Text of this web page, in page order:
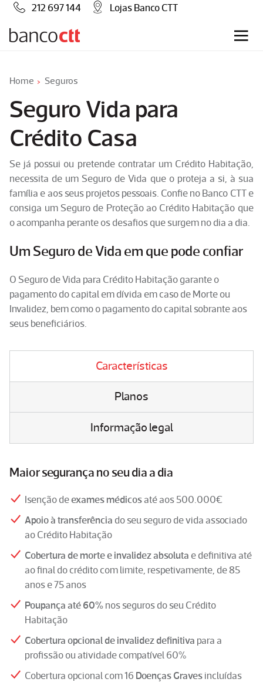
212 697 144 Lojas Banco CTT
Home Seguros
Seguro Vida para
Crédito Casa
Se já possui ou pretende contratar um Crédito Habitação,
necessita de um Seguro de Vida que o proteja a si, à sua
família e aos seus projetos pessoais. Confie no Banco CTT e
consiga um Seguro de Proteção ao Crédito Habitação que
o acompanha perante os desafios que surgem no dia a dia.
Um Seguro de Vida em que pode confiar
O Seguro de Vida para Crédito Habitação garante o
pagamento do capital em dívida em caso de Morte ou
Invalidez, bem como o pagamento do capital sobrante aos
seus beneficiários.
Características
Planos
Informação legal
Maior segurança no seu dia a dia
Isenção deexames médicos até aos 500.000€
Apoio à transferência do seu seguro de vida associado
ao Crédito Habitação
Cobertura de morte e invalidez absoluta e definitiva até
ao final do crédito com limite, respetivamente, de 85
anos e 75 anos
Poupança até 60% nos seguros do seu Crédito
Habitação
Cobertura opcional de invalidez definitiva para a
profissão ou atividade compatível 60%
Cobertura opcional com 16 Doenças Graves incluídas